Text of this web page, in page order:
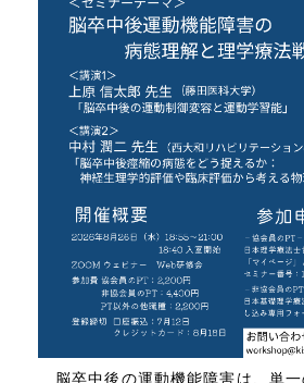
脳卒中後の運動機能障害は、単